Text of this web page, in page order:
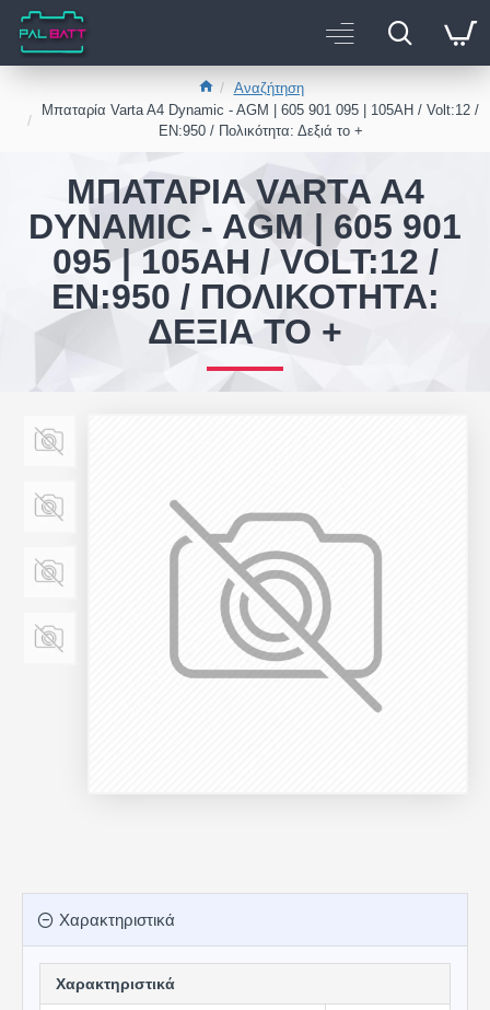
Αναζήτηση
Μπαταρία Varta A4 Dynamic - AGM | 605 901 095 | 105AH / Volt:12 /
EN:950 / Πολικότητα: Δεξιά το +
ΜΠΑΤΑΡΊΑ VARTA A4
DYNAMIC - AGM | 605 901
095 | 105AH / VOLT:12 /
EN:950 / ΠΟΛΙΚΌΤΗΤΑ:
ΔΕΞΙΆ ΤΟ +
Χαρακτηριστικά
Χαρακτηριστικά